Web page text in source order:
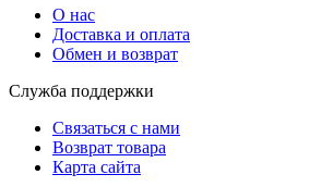
О нас
Доставка и оплата
Обмен и возврат
Служба поддержки
Связаться с нами
Возврат товара
Карта сайта